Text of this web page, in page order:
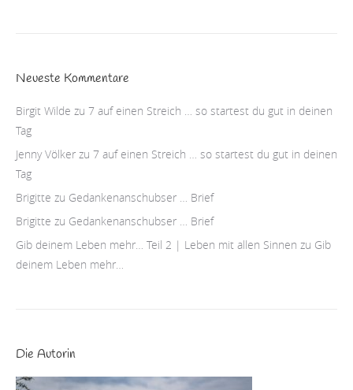
Neueste Kommentare
Birgit Wilde zu 7 auf einen Streich … so startest du gut in deinen
Tag
Jenny Völker zu 7 auf einen Streich … so startest du gut in deinen
Tag
Brigitte zu Gedankenanschubser … Brief
Brigitte zu Gedankenanschubser … Brief
Gib deinem Leben mehr… Teil 2 | Leben mit allen Sinnen zu Gib
deinem Leben mehr…
Die Autorin